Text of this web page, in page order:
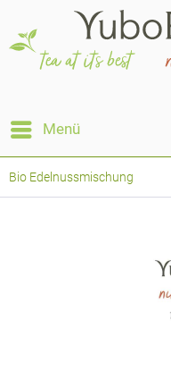
Menü
Bio Edelnussmischung